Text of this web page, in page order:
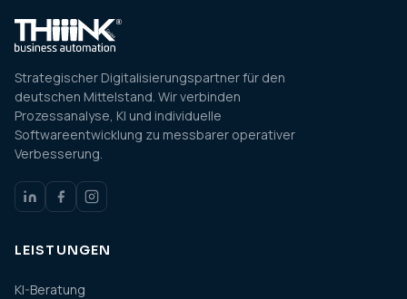
Strategischer Digitalisierungspartner für den
deutschen Mittelstand. Wir verbinden
Prozessanalyse, KI und individuelle
Softwareentwicklung zu messbarer operativer
Verbesserung.
LEISTUNGEN
KI-Beratung